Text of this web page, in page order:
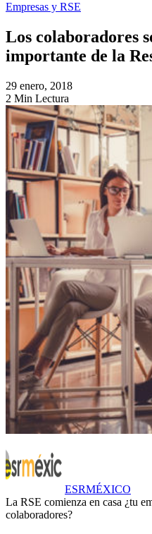
Empresas y RSE
Los colaboradores
importante de la
29 enero, 2018
2 Min Lectura
ESRMÉXICO
La RSE comienza en casa ¿tu
colaboradores?